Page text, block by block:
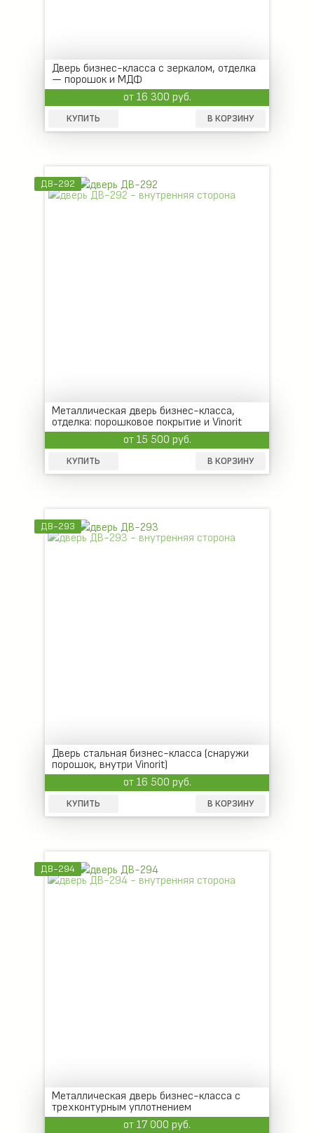
Дверь бизнес-класса с зеркалом, отделка
— порошок и МДФ
от 16 300 руб.
КУПИТЬ В КОРЗИНУ
ДВ-292
Металлическая дверь бизнес-класса,
отделка: порошковое покрытие и Vinorit
от 15 500 руб.
КУПИТЬ В КОРЗИНУ
ДВ-293
Дверь стальная бизнес-класса (снаружи
порошок, внутри Vinorit)
от 16 500 руб.
КУПИТЬ В КОРЗИНУ
ДВ-294
Металлическая дверь бизнес-класса с
трехконтурным уплотнением
от 17 000 руб.